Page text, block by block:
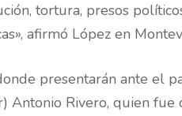
tortura, presos
afirmó López en
presentarán ante el
Rivero, quien fue